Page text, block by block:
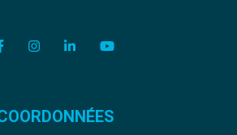
Lien vers le compte Facebook
Lien vers le compte Instagram
Lien vers le compte
Lien vers la chaîne